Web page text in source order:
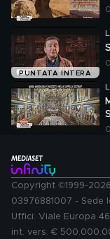
PUNTATA INTERA
Copyright ©1999-
03976881007 - Sede
Uffici: Viale Europa
int. vers. €